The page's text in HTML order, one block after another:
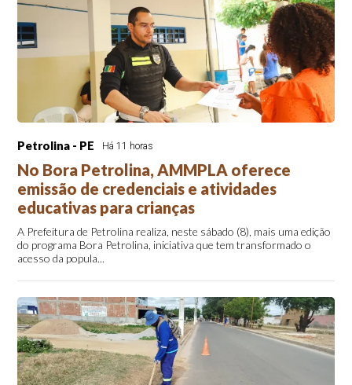
Petrolina - PE Há 11 horas
No Bora Petrolina, AMMPLA oferece
emissão de credenciais e atividades
educativas para crianças
A Prefeitura de Petrolina realiza, neste sábado (8), mais uma edição
do programa Bora Petrolina, iniciativa que tem transformado o
acesso da popula...